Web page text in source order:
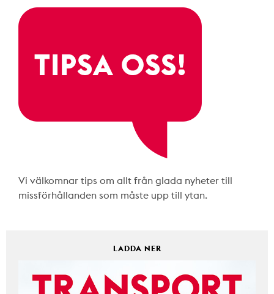
Vi välkomnar tips om allt från glada nyheter till
missförhållanden som måste upp till ytan.
LADDA NER